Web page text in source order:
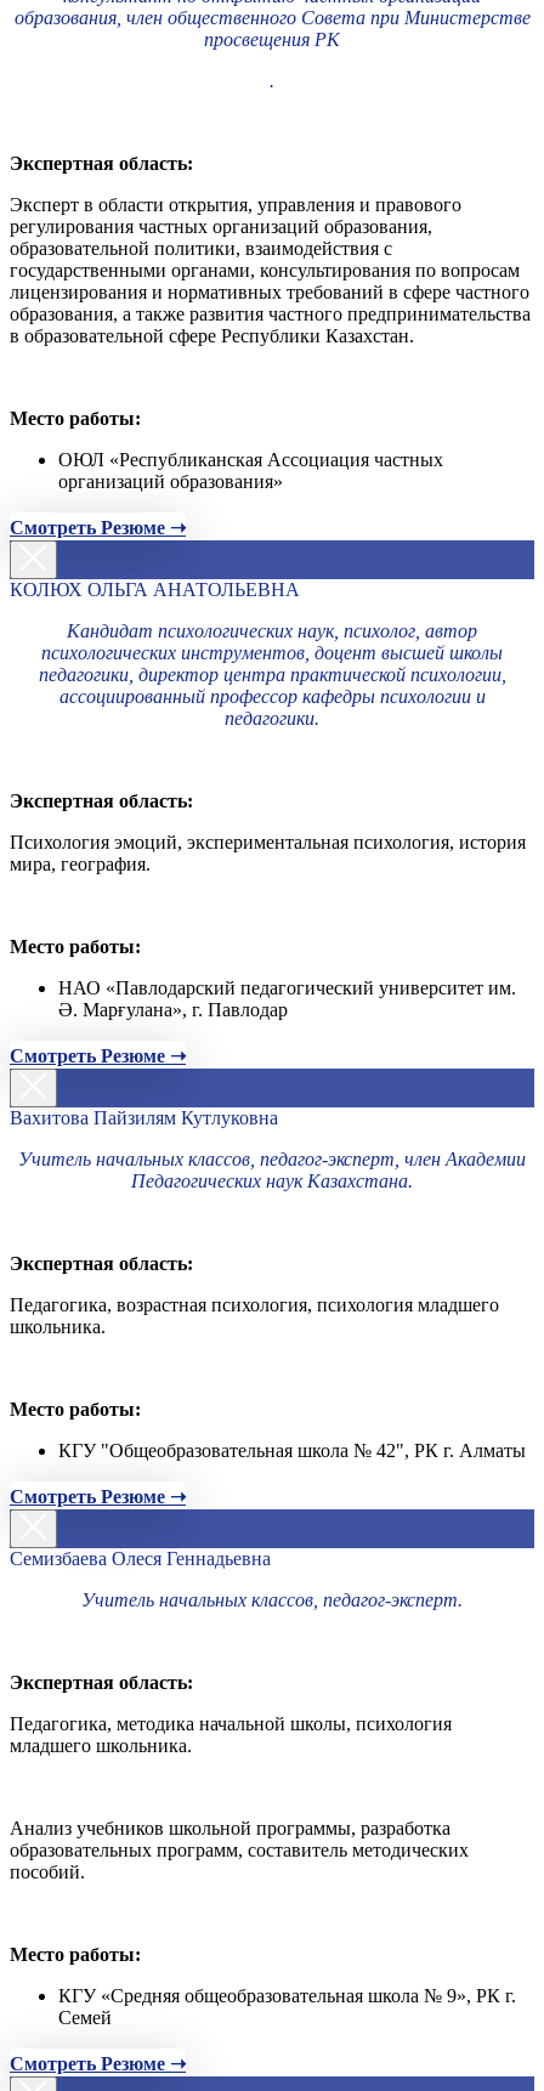
образования, член общественного Совета при Министерстве
просвещения РК
.
Экспертная область:
Эксперт в области открытия, управления и правового
регулирования частных организаций образования,
образовательной политики, взаимодействия с
государственными органами, консультирования по вопросам
лицензирования и нормативных требований в сфере частного
образования, а также развития частного предпринимательства
в образовательной сфере Республики Казахстан.
Место работы:
ОЮЛ «Республиканская Ассоциация частных
организаций образования»
Смотреть Резюме ➝
КОЛЮХ ОЛЬГА АНАТОЛЬЕВНА
Кандидат психологических наук, психолог, автор
психологических инструментов, доцент высшей школы
педагогики, директор центра практической психологии,
ассоциированный профессор кафедры психологии и
педагогики.
Экспертная область:
Психология эмоций, экспериментальная психология, история
мира, география.
Место работы:
НАО «Павлодарский педагогический университет им.
Ә. Марғулана», г. Павлодар
Смотреть Резюме ➝
Вахитова Пайзилям Кутлуковна
Учитель начальных классов, педагог-эксперт, член Академии
Педагогических наук Казахстана.
Экспертная область:
Педагогика, возрастная психология, психология младшего
школьника.
Место работы:
КГУ "Общеобразовательная школа № 42", РК г. Алматы
Смотреть Резюме ➝
Семизбаева Олеся Геннадьевна
Учитель начальных классов, педагог-эксперт.
Экспертная область:
Педагогика, методика начальной школы, психология
младшего школьника.
Анализ учебников школьной программы, разработка
образовательных программ, составитель методических
пособий.
Место работы:
КГУ «Средняя общеобразовательная школа № 9», РК г.
Семей
Смотреть Резюме ➝